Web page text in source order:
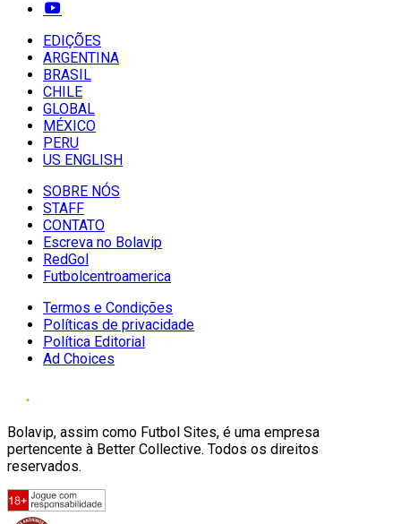
EDIÇÕES
ARGENTINA
BRASIL
CHILE
GLOBAL
MÉXICO
PERU
US ENGLISH
SOBRE NÓS
STAFF
CONTATO
Escreva no Bolavip
RedGol
Futbolcentroamerica
Termos e Condições
Políticas de privacidade
Política Editorial
Ad Choices
Bolavip, assim como Futbol Sites, é uma empresa
pertencente à Better Collective. Todos os direitos
reservados.